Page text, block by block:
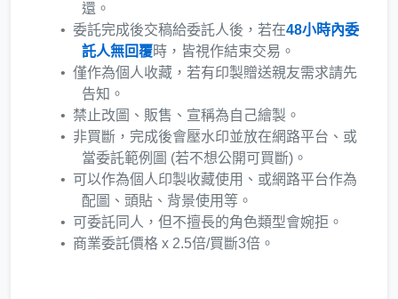
還。
委託完成後交稿給委託人後，若在48小時內委
託人無回覆時，皆視作結束交易。
僅作為個人收藏，若有印製贈送親友需求請先
告知。
禁止改圖、販售、宣稱為自己繪製。
非買斷，完成後會壓水印並放在網路平台、或
當委託範例圖 (若不想公開可買斷)。
可以作為個人印製收藏使用、或網路平台作為
配圖、頭貼、背景使用等。
可委託同人，但不擅長的角色類型會婉拒。
商業委託價格 x 2.5倍/買斷3倍。